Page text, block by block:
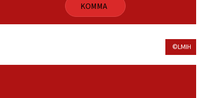
KOMMA
©LMIH